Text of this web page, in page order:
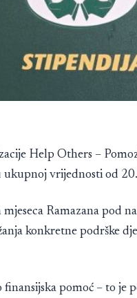
Help Others –
vrijednosti od
Ramazana pod
konkretne podrške
finansijska pomoć – to je